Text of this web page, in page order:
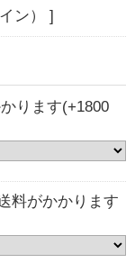
ン） ]
ります(+1800
料がかかります